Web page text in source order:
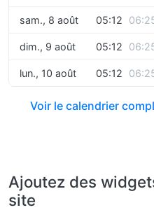
sam., 8 août 05:12
dim., 9 août 05:12
lun., 10 août 05:12
Voir le calendrier
Ajoutez des
site